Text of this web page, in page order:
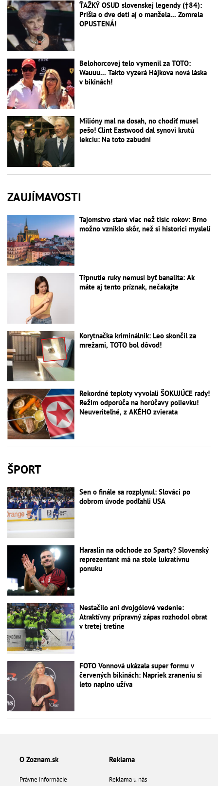
ŤAŽKÝ OSUD slovenskej legendy (†84):
Prišla o dve deti aj o manžela... Zomrela
OPUSTENÁ!
Belohorcovej telo vymenil za TOTO:
Wauuu... Takto vyzerá Hájkova nová láska
v bikinách!
Milióny mal na dosah, no chodiť musel
pešo! Clint Eastwood dal synovi krutú
lekciu: Na toto zabudni
ZAUJÍMAVOSTI
Tajomstvo staré viac než tisíc rokov: Brno
možno vzniklo skôr, než si historici mysleli
Tŕpnutie ruky nemusí byť banalita: Ak
máte aj tento príznak, nečakajte
Korytnačka kriminálnik: Leo skončil za
mrežami, TOTO bol dôvod!
Rekordné teploty vyvolali ŠOKUJÚCE rady!
Režim odporúča na horúčavy polievku!
Neuveriteľné, z AKÉHO zvierata
ŠPORT
Sen o finále sa rozplynul: Slováci po
dobrom úvode podľahli USA
Haraslín na odchode zo Sparty? Slovenský
reprezentant má na stole lukratívnu
ponuku
Nestačilo ani dvojgólové vedenie:
Atraktívny prípravný zápas rozhodol obrat
v tretej tretine
FOTO Vonnová ukázala super formu v
červených bikinách: Napriek zraneniu si
leto naplno užíva
O Zoznam.sk
Právne informácie
Reklama
Reklama u nás